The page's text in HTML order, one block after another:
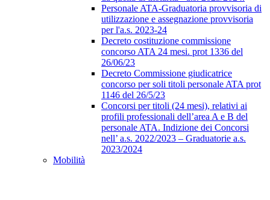
Personale ATA-Graduatoria provvisoria di
utilizzazione e assegnazione provvisoria
per l'a.s. 2023-24
Decreto costituzione commissione
concorso ATA 24 mesi. prot 1336 del
26/06/23
Decreto Commissione giudicatrice
concorso per soli titoli personale ATA prot
1146 del 26/5/23
Concorsi per titoli (24 mesi), relativi ai
profili professionali dell’area A e B del
personale ATA. Indizione dei Concorsi
nell’ a.s. 2022/2023 – Graduatorie a.s.
2023/2024
Mobilità